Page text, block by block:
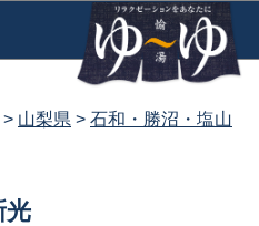
山梨県 石和・勝沼・塩山